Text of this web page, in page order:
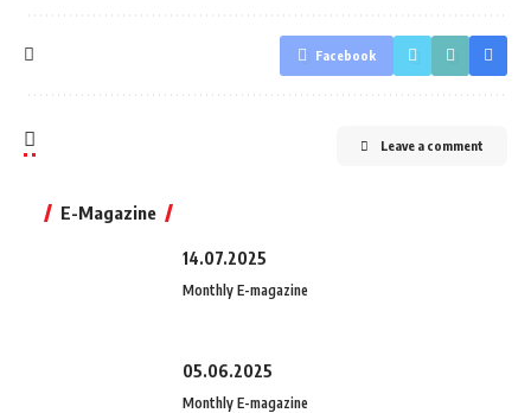
Facebook
Leave a comment
E-Magazine
14.07.2025
Monthly E-magazine
05.06.2025
Monthly E-magazine